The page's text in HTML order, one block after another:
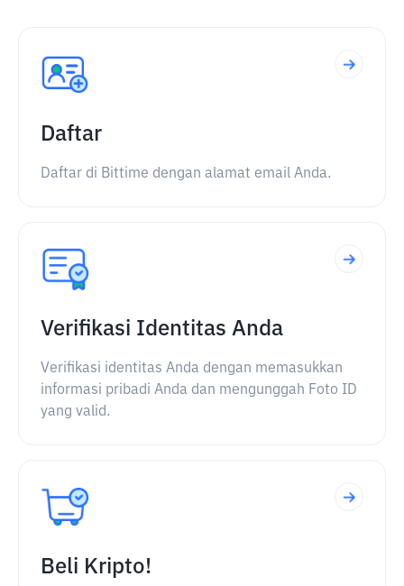
Daftar
Daftar di Bittime dengan alamat email Anda.
Verifikasi Identitas Anda
Verifikasi identitas Anda dengan memasukkan
informasi pribadi Anda dan mengunggah Foto ID
yang valid.
Beli Kripto!